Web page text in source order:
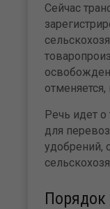
Сейчас
Речь идет
для
удобрений,
Порядок